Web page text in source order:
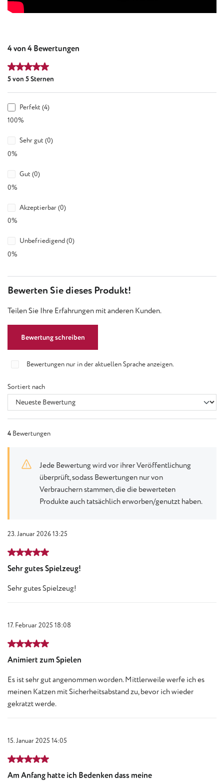
4 von 4 Bewertungen
Durchschnittliche Bewertung von 5 von 5 Sternen
5 von 5 Sternen
Perfekt (4)
100%
Sehr gut (0)
0%
Gut (0)
0%
Akzeptierbar (0)
0%
Unbefriedigend (0)
0%
Bewerten Sie dieses Produkt!
Teilen Sie Ihre Erfahrungen mit anderen Kunden.
Bewertung schreiben
Bewertungen nur in der aktuellen Sprache anzeigen.
Sortiert nach
4 Bewertungen
Jede Bewertung wird vor ihrer Veröffentlichung
überprüft, sodass Bewertungen nur von
Verbrauchern stammen, die die bewerteten
Produkte auch tatsächlich erworben/genutzt haben.
23. Januar 2026 13:25
Bewertung mit 5 von 5 Sternen
Sehr gutes Spielzeug!
Sehr gutes Spielzeug!
17. Februar 2025 18:08
Bewertung mit 5 von 5 Sternen
Animiert zum Spielen
Es ist sehr gut angenommen worden. Mittlerweile werfe ich es
meinen Katzen mit Sicherheitsabstand zu, bevor ich wieder
gekratzt werde.
15. Januar 2025 14:05
Bewertung mit 5 von 5 Sternen
Am Anfang hatte ich Bedenken dass meine